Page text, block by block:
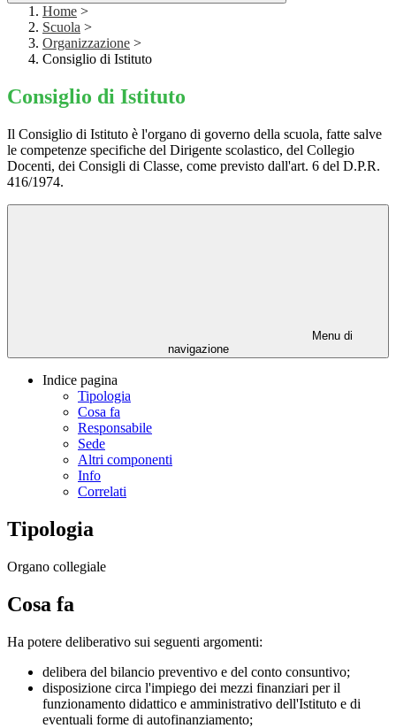
Home >
Scuola >
Organizzazione >
Consiglio di Istituto
Consiglio di Istituto
Il Consiglio di Istituto è l'organo di governo della scuola, fatte salve
le competenze specifiche del Dirigente scolastico, del Collegio
Docenti, dei Consigli di Classe, come previsto dall'art. 6 del D.P.R.
416/1974.
Menu di
navigazione
Indice pagina
Tipologia
Cosa fa
Responsabile
Sede
Altri componenti
Info
Correlati
Tipologia
Organo collegiale
Cosa fa
Ha potere deliberativo sui seguenti argomenti:
delibera del bilancio preventivo e del conto consuntivo;
disposizione circa l'impiego dei mezzi finanziari per il
funzionamento didattico e amministrativo dell'Istituto e di
eventuali forme di autofinanziamento;